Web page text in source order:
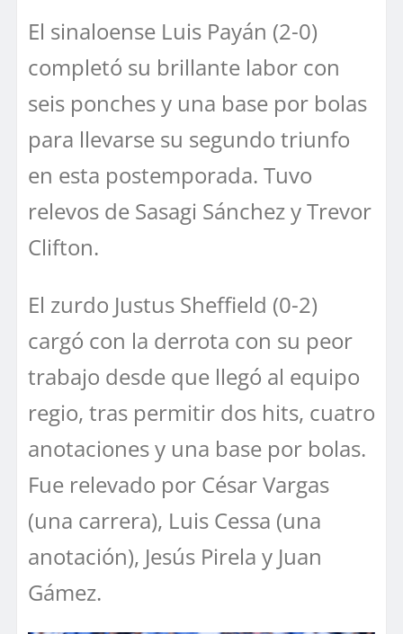
El sinaloense Luis Payán (2-0)
completó su brillante labor con
seis ponches y una base por bolas
para llevarse su segundo triunfo
en esta postemporada. Tuvo
relevos de Sasagi Sánchez y Trevor
Clifton.
El zurdo Justus Sheffield (0-2)
cargó con la derrota con su peor
trabajo desde que llegó al equipo
regio, tras permitir dos hits, cuatro
anotaciones y una base por bolas.
Fue relevado por César Vargas
(una carrera), Luis Cessa (una
anotación), Jesús Pirela y Juan
Gámez.